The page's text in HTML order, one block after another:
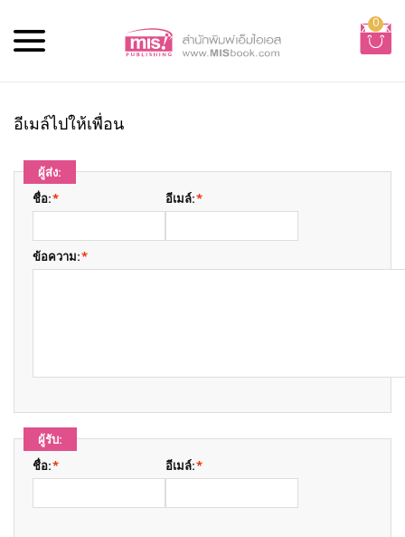
0
อีเมล์ไปให้เพื่อน
ผู้ส่ง:
*
ชื่อ: *
อีเมล์:
*
ข้อความ:
ผู้รับ:
*
ชื่อ: *
อีเมล์: